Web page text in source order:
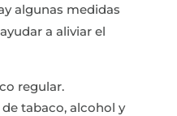
algunas medidas
a aliviar el
regular.
tabaco, alcohol y